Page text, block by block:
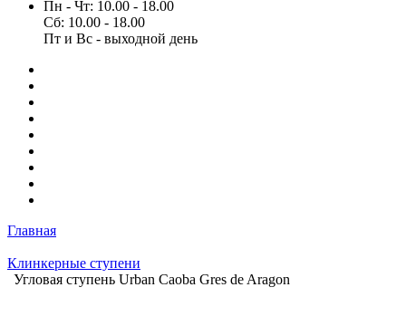
Пн - Чт: 10.00 - 18.00
Сб: 10.00 - 18.00
Пт и Вс - выходной день
Главная
Клинкерные ступени
Угловая ступень Urban Caoba Gres de Aragon